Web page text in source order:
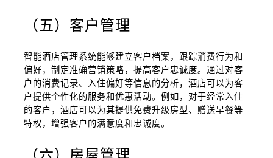
（五）客户管理
智能酒店管理系统能够建立客户档案，跟踪消费行为和
偏好，制定准确营销策略，提高客户忠诚度。通过对客
户的消费记录、入住偏好等信息的分析，酒店可以为客
户提供个性化的服务和优惠活动。例如，对于经常入住
的客户，酒店可以为其提供免费升级房型、赠送早餐等
特权，增强客户的满意度和忠诚度。